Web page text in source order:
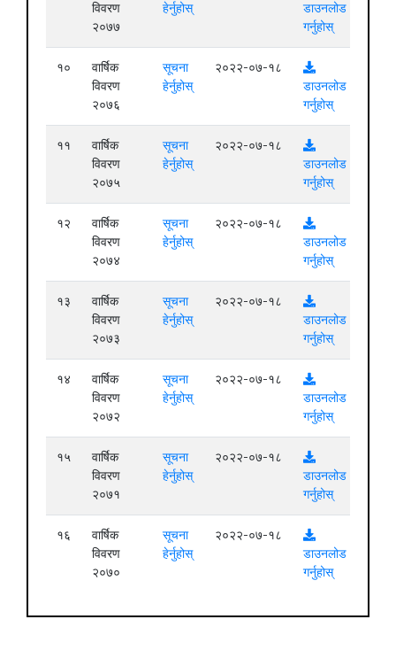
विवरण
२०७७
हेर्नुहोस्
डाउनलोड
गर्नुहोस्
१०
वार्षिक
विवरण
२०७६
सूचना
हेर्नुहोस्
२०२२-०७-१८
डाउनलोड
गर्नुहोस्
११
वार्षिक
विवरण
२०७५
सूचना
हेर्नुहोस्
२०२२-०७-१८
डाउनलोड
गर्नुहोस्
१२
वार्षिक
विवरण
२०७४
सूचना
हेर्नुहोस्
२०२२-०७-१८
डाउनलोड
गर्नुहोस्
१३
वार्षिक
विवरण
२०७३
सूचना
हेर्नुहोस्
२०२२-०७-१८
डाउनलोड
गर्नुहोस्
१४
वार्षिक
विवरण
२०७२
सूचना
हेर्नुहोस्
२०२२-०७-१८
डाउनलोड
गर्नुहोस्
१५
वार्षिक
विवरण
२०७१
सूचना
हेर्नुहोस्
२०२२-०७-१८
डाउनलोड
गर्नुहोस्
१६
वार्षिक
विवरण
२०७०
सूचना
हेर्नुहोस्
२०२२-०७-१८
डाउनलोड
गर्नुहोस्